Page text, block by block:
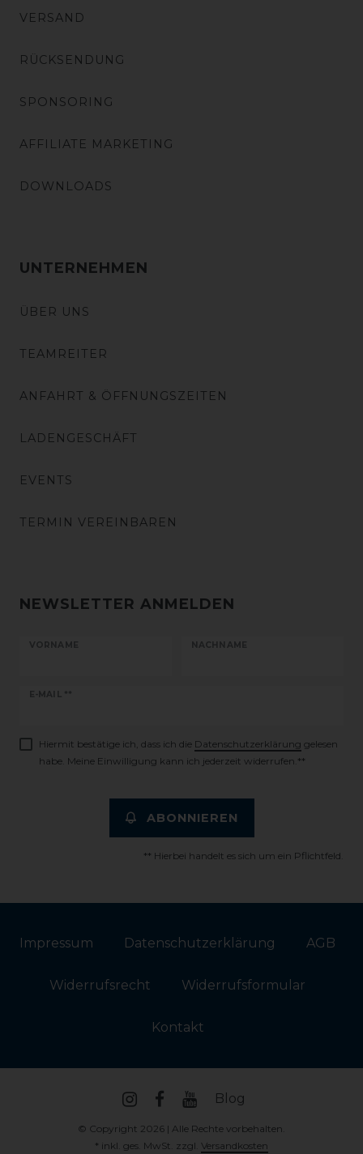
VERSAND
RÜCKSENDUNG
SPONSORING
AFFILIATE MARKETING
DOWNLOADS
UNTERNEHMEN
ÜBER UNS
TEAMREITER
ANFAHRT & ÖFFNUNGSZEITEN
LADENGESCHÄFT
EVENTS
TERMIN VEREINBAREN
NEWSLETTER ANMELDEN
VORNAME NACHNAME
E-MAIL **
Newsletter
Hiermit bestätige ich, dass ich die Daten­schutz­erklärung gelesen
habe. Meine Einwilligung kann ich jederzeit widerrufen.**
ABONNIEREN
** Hierbei handelt es sich um ein Pflichtfeld.
Impressum Daten­schutz­erklärung AGB
Widerrufs­recht Widerrufs­formular
Kontakt
Blog
© Copyright 2026 | Alle Rechte vorbehalten.
* inkl. ges. MwSt. zzgl. Versandkosten